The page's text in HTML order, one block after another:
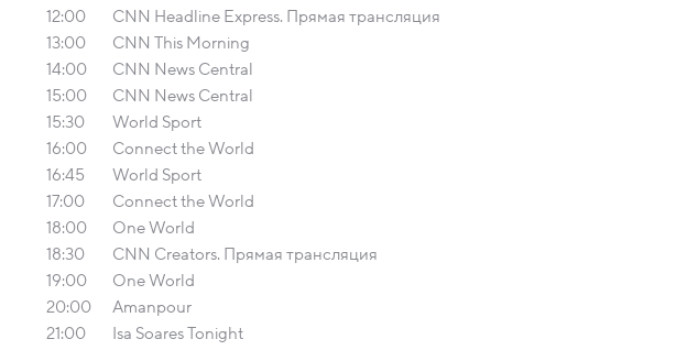
12:00
CNN Headline Express. Прямая трансляция
13:00
CNN This Morning
14:00
CNN News Central
15:00
CNN News Central
15:30
World Sport
16:00
Connect the World
16:45
World Sport
17:00
Connect the World
18:00
One World
18:30
CNN Creators. Прямая трансляция
19:00
One World
20:00
Amanpour
21:00
Isa Soares Tonight